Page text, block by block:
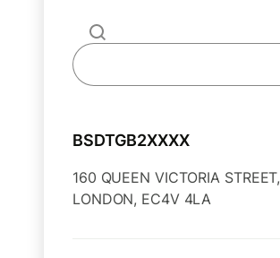
BSDTGB2XXXX
160 QUEEN VICTORIA STREET,
LONDON, EC4V 4LA